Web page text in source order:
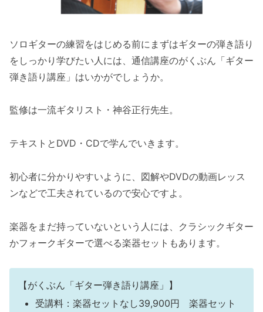
ソロギターの練習をはじめる前にまずはギターの弾き語り
をしっかり学びたい人には、通信講座のがくぶん「ギター
弾き語り講座」はいかがでしょうか。
監修は一流ギタリスト・神谷正行先生。
テキストとDVD・CDで学んでいきます。
初心者に分かりやすいように、図解やDVDの動画レッス
ンなどで工夫されているので安心ですよ。
楽器をまだ持っていないという人には、クラシックギター
かフォークギターで選べる楽器セットもあります。
【がくぶん「ギター弾き語り講座」】
受講料：楽器セットなし39,900円 楽器セット